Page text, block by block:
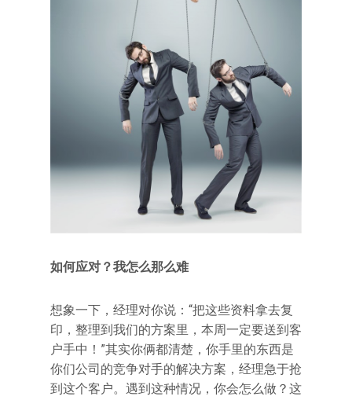
如何应对？我怎么那么难
想象一下，经理对你说：“把这些资料拿去复
印，整理到我们的方案里，本周一定要送到客
户手中！”其实你俩都清楚，你手里的东西是
你们公司的竞争对手的解决方案，经理急于抢
到这个客户。遇到这种情况，你会怎么做？这